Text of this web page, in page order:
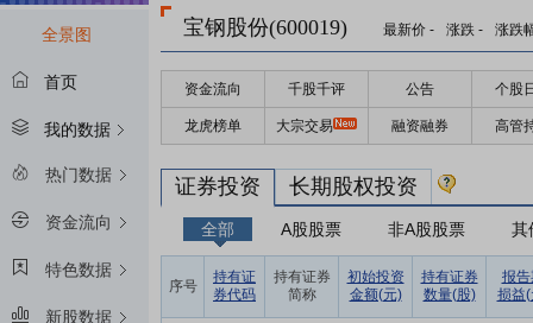
全景图
首页
我的数据
热门数据
资金流向
特色数据
新股数据
宝钢股份(600019) 最新价 - 涨跌 - 涨跌
资金流向 千股千评 公告 个股
龙虎榜单 大宗交易 融资融券 高管
证券投资 长期股权投资
全部 A股股票 非A股股票 其
序号
持有证
券代码
持有证券
简称
初始投资
金额(元)
持有证券
数量(股)
报告
损益(